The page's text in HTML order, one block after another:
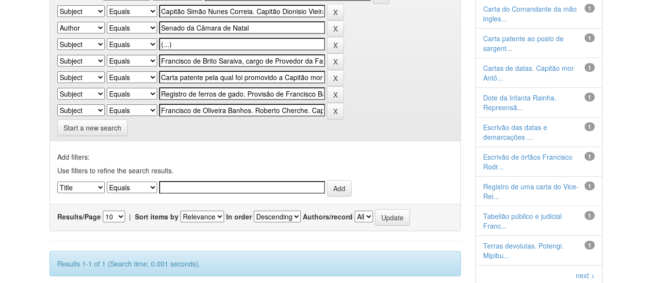
Start a new search
Add filters:
Use filters to refine the search results.
Results/Page | Sort items by In order Authors/record
Results 1-1 of 1 (Search time: 0.001 seconds).
1
Carta do Comandante da mão
ingles...
1
Carta patente ao posto de
sargent...
1
Cartas de datas. Capitão mor
Antô...
1
Dote da Infanta Rainha.
Repreensã...
1
Escrivão das datas e
demarcações ...
1
Escrivão de órfãos Francisco
Rodr...
1
Registro de uma carta do Vice-
Rei...
1
Tabelião público e judicial
Franc...
1
Terras devolutas. Potengi.
Mipibu...
next >